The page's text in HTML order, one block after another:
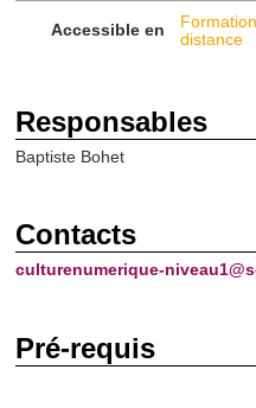
Accessible en
distance
Responsables
Baptiste Bohet
Contacts
culturenumerique-niveau1@
Pré-requis